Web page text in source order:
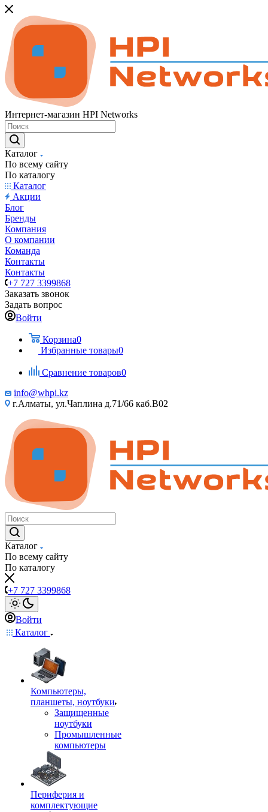
Интернет-магазин HPI Networks
Каталог
По всему сайту
По каталогу
Каталог
Акции
Блог
Бренды
Компания
О компании
Команда
Контакты
Контакты
+7 727 3399868
Заказать звонок
Задать вопрос
Войти
Корзина0
Избранные товары0
Сравнение товаров0
info@whpi.kz
г.Алматы, ул.Чаплина д.71/66 каб.B02
Каталог
По всему сайту
По каталогу
+7 727 3399868
Войти
Каталог
Компьютеры,
планшеты, ноутбуки
Защищенные
ноутбуки
Промышленные
компьютеры
Периферия и
комплектующие